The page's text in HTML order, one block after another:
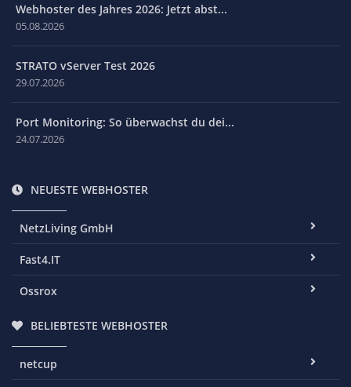
Webhoster des Jahres 2026: Jetzt abst...
05.08.2026
STRATO vServer Test 2026
29.07.2026
Port Monitoring: So überwachst du dei...
24.07.2026
NEUESTE WEBHOSTER
NetzLiving GmbH
Fast4.IT
Ossrox
BELIEBTESTE WEBHOSTER
netcup